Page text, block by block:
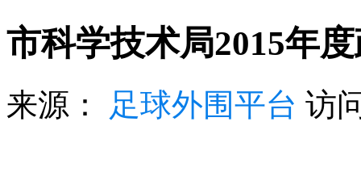
市科学技术局2015年
来源： 足球外围平台 访